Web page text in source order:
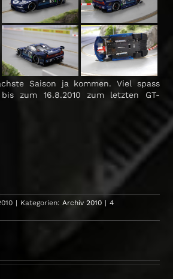
Saison ja kommen. Viel spass
zum 16.8.2010 zum letzten GT-
| Kategorien:Archiv 2010 | 4